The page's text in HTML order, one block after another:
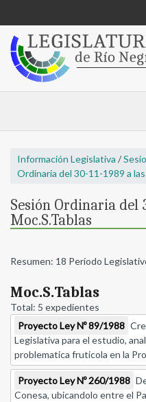
Información Legislativa /
Ordinaria del 30-11-1989 a
Sesión Ordinaria del
Moc.S.Tablas
Resumen: 18 Período
Moc.S.Tablas
Total: 5 expedientes
Proyecto Ley Nº 89/1988
Legislativa para el estudio,
problematica fruticola en la
Proyecto Ley Nº 260/1988
Conesa, ubicandolo entre el